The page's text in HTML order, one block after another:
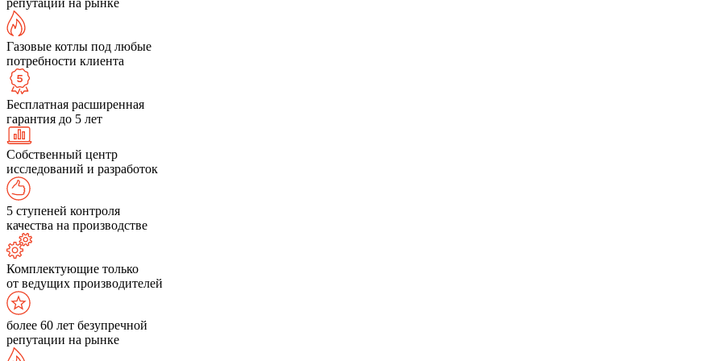
репутации на рынке
Газовые котлы под любые
потребности клиента
Бесплатная расширенная
гарантия до 5 лет
Собственный центр
исследований и разработок
5 ступеней контроля
качества на производстве
Комплектующие только
от ведущих производителей
более 60 лет безупречной
репутации на рынке